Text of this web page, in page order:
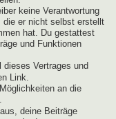
keine Verantwortung
die er nicht selbst erstellt
hat. Du gestattest
und Funktionen
dieses Vertrages und
Link.
an die
deine Beiträge